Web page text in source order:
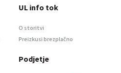
UL info tok
O storitvi
Preizkusi brezplačno
Podjetje